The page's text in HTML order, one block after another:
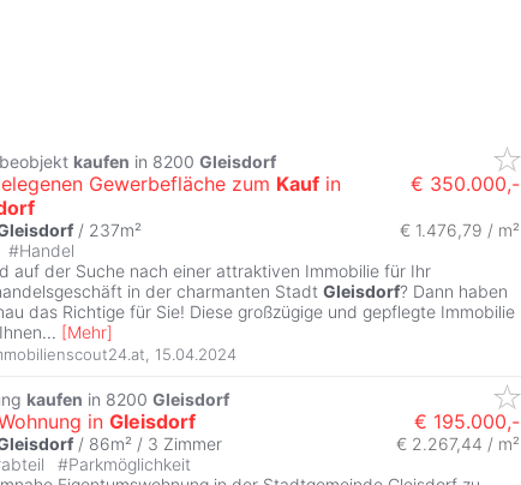
kaufen in 8200 Gleisdorf
Gewerbefläche zum Kauf in
€ 350.000,-
/ 237m²
€ 1.476,79 / m²
#Handel
auf der Suche nach einer attraktiven Immobilie für Ihr
in der charmanten Stadt Gleisdorf? Dann haben
das Richtige für Sie! Diese großzügige und gepflegte Immobilie
... [Mehr]
15.04.2024
kaufen in 8200 Gleisdorf
in Gleisdorf € 195.000,-
/ 86m² / 3 Zimmer
€ 2.267,44 / m²
#Parkmöglichkeit